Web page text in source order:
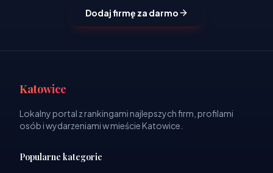
Dodaj firmę za darmo
Katowice
Lokalny portal z rankingami najlepszych firm, profilami
osób i wydarzeniami w mieście Katowice.
Popularne kategorie